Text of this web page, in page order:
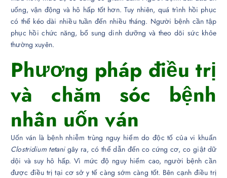
uống, vận động và hô hấp tốt hơn. Tuy nhiên, quá trình hồi phục
có thể kéo dài nhiều tuần đến nhiều tháng. Người bệnh cần tập
phục hồi chức năng, bổ sung dinh dưỡng và theo dõi sức khỏe
thường xuyên.
Phương pháp điều trị
và chăm sóc bệnh
nhân uốn ván
Uốn ván là bệnh nhiễm trùng nguy hiểm do độc tố của vi khuẩn
Clostridium tetanigây ra, có thể dẫn đến co cứng cơ, co giật dữ
dội và suy hô hấp. Vì mức độ nguy hiểm cao, người bệnh cần
được điều trị tại cơ sở y tế càng sớm càng tốt. Bên cạnh điều trị